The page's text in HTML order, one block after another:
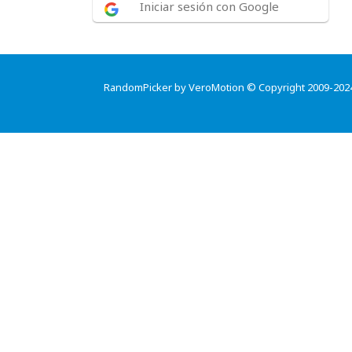
Iniciar sesión con Google
RandomPicker by VeroMotion © Copyright 2009-